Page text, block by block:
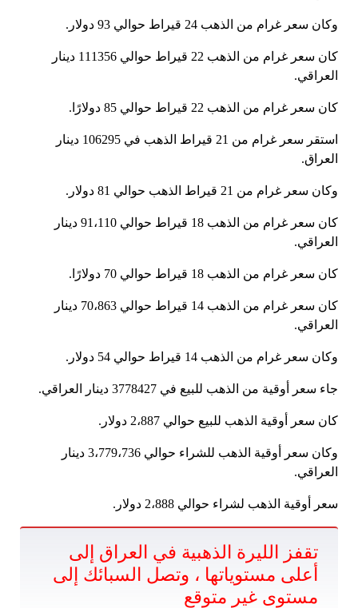
وكان سعر غرام من الذهب 24 قيراط حوالي 93 دولار.
كان سعر غرام من الذهب 22 قيراط حوالي 111356 دينار
العراقي.
كان سعر غرام من الذهب 22 قيراط حوالي 85 دولارًا.
استقر سعر غرام من 21 قيراط الذهب في 106295 دينار
العراق.
وكان سعر غرام من 21 قيراط الذهب حوالي 81 دولار.
كان سعر غرام من الذهب 18 قيراط حوالي 91،110 دينار
العراقي.
كان سعر غرام من الذهب 18 قيراط حوالي 70 دولارًا.
كان سعر غرام من الذهب 14 قيراط حوالي 70،863 دينار
العراقي.
وكان سعر غرام من الذهب 14 قيراط حوالي 54 دولار.
جاء سعر أوقية من الذهب للبيع في 3778427 دينار العراقي.
كان سعر أوقية الذهب للبيع حوالي 2،887 دولار.
وكان سعر أوقية الذهب للشراء حوالي 3،779،736 دينار
العراقي.
سعر أوقية الذهب لشراء حوالي 2،888 دولار.
تقفز الليرة الذهبية في العراق إلى
أعلى مستوياتها ، وتصل السبائك إلى
مستوى غير متوقع